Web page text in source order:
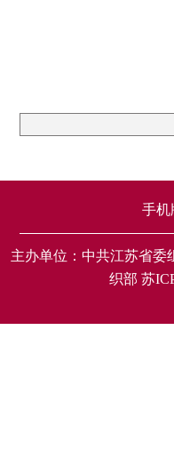
手机
主办单位：中共江苏省委
织部 苏